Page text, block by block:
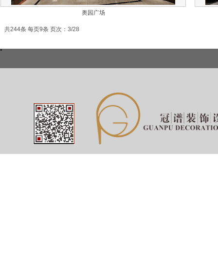
奥园广场
共244条 每页9条 页次：3/28